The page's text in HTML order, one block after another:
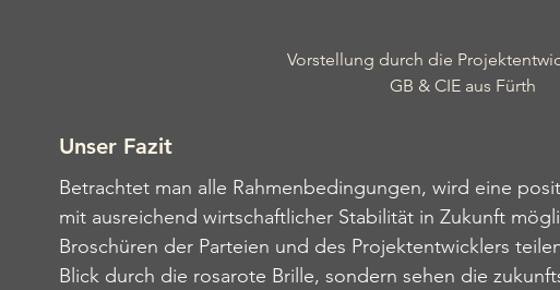
Vorstellung durch die
GB & CIE aus Fürth
Unser Fazit
Betrachtet man alle Rahmenbedingungen, wird eine
mit ausreichend wirtschaftlicher Stabilität in Zukunft
Broschüren der Parteien und des Projektentwicklers
Blick durch die rosarote Brille, sondern sehen die